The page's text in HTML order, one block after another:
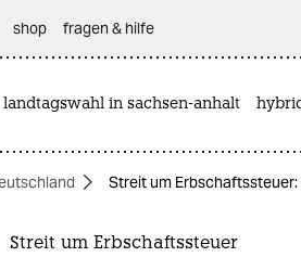
shop fragen & hilfe
landtagswahl in sachsen-anhalt
Streit um Erbschaftssteuer:
Streit um Erbschaftssteuer